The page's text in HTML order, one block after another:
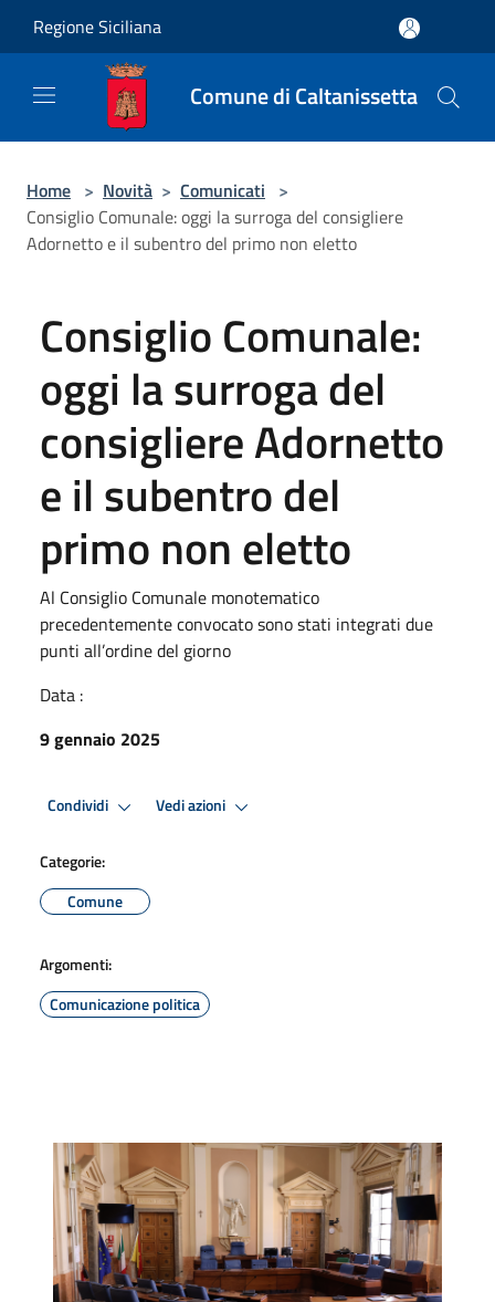
Regione Siciliana
Comune di Caltanissetta
Home > Novità > Comunicati >
Consiglio Comunale: oggi la surroga del consigliere
Adornetto e il subentro del primo non eletto
Consiglio Comunale:
oggi la surroga del
consigliere Adornetto
e il subentro del
primo non eletto
Al Consiglio Comunale monotematico
precedentemente convocato sono stati integrati due
punti all’ordine del giorno
Data :
9 gennaio 2025
Condividi Vedi azioni
Categorie:
Comune
Argomenti:
Comunicazione politica